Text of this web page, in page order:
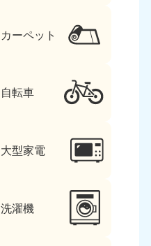
カーペット
自転車
大型家電
洗濯機